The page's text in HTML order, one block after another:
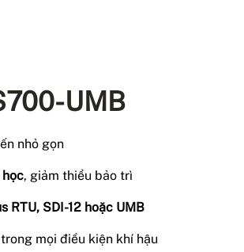
UMB
nhỏ gọn
, giảm thiểu bảo trì
RTU, SDI-12 hoặc UMB
mọi điều kiện khí hậu